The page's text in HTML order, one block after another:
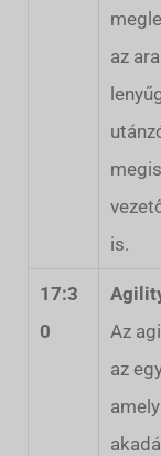
az
is.
17:3
0
Az
az